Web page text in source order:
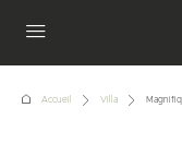
Accueil Villa